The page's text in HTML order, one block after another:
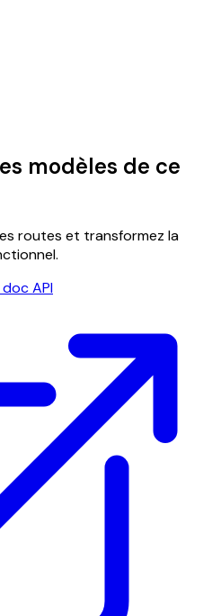
modèles de ce
routes et transformez la
API